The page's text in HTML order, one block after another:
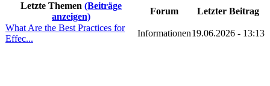
Letzte Themen (Beiträge
anzeigen)
Forum
Letzter Beitrag
What Are the Best Practices for
Effec...
Informationen19.06.2026 - 13:13